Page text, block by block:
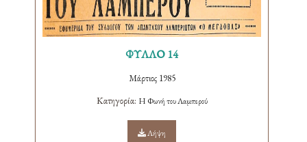
ΦΥΛΛΟ 14
Μάρτιος 1985
Κατηγορία: Η Φωνή του Λαμπερού
Λήψη